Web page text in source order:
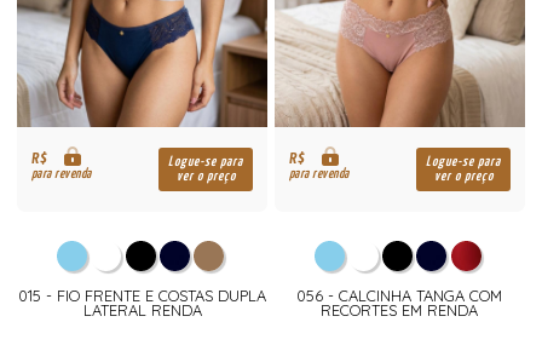
R$
para revenda
Logue-se para
ver o preço
015 - FIO FRENTE E COSTAS DUPLA
LATERAL RENDA
R$
para revenda
Logue-se para
ver o preço
056 - CALCINHA TANGA COM
RECORTES EM RENDA